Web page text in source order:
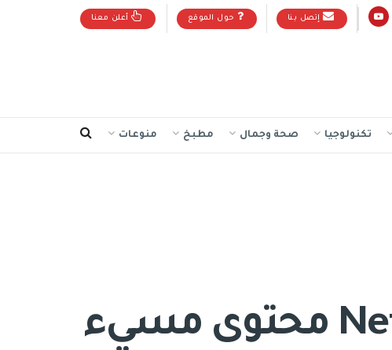
إتصل بنا حول الموقع أعلن معنا
تكنولوجيا صحة وجمال مطبخ منوعات
الإمارات العربية المتحدة: تبث Netflix محتوى مسيء